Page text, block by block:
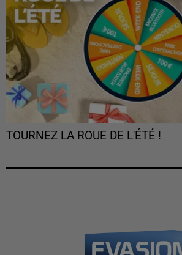
TOURNEZ LA ROUE DE L'ÉTÉ !